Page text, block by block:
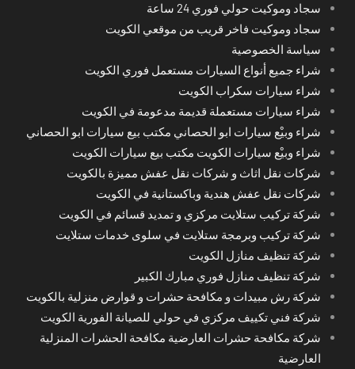
سجاد وموكيت حولي فوري 24 ساعة
سجاد وموكيت فاخر قريب من موقعي الكويت
سياسة الخصوصية
شراء جميع أنواع السيارات مستعمل فوري الكويت
شراء سيارات سكراب الكويت
شراء سيارات مستعملة قديمة مدعومة في الكويت
شراء وبيْع سيارات ابو الحصاني مكتب بيع سيارات ابو الحصاني
شراء وبيْع سيارات الكويت مكتب بيع سيارات الكويت
شركات نقل اثاث و شركات نقل عفش مميزة بالكويت
شركات نقل عفش هندية وباكستانية في الكويت
شركة تركيب ستلايت مركزي و تمديد قسائم في الكويت
شركة تركيب وبرمجة ستلايت في سلوى خدمات ستلايت
شركة تنظيف منازل الكويت
شركة تنظيف منازل فوري مبارك الكبير
شركة رش مبيدات و مكافحة حشرات و قوارض منزلية بالكويت
شركة فني تكييف مركزي في حولي للصيانة الفورية الكويت
شركة مكافحة حشرات العارضية مكافحة الحشرات المنزلية
العارضية